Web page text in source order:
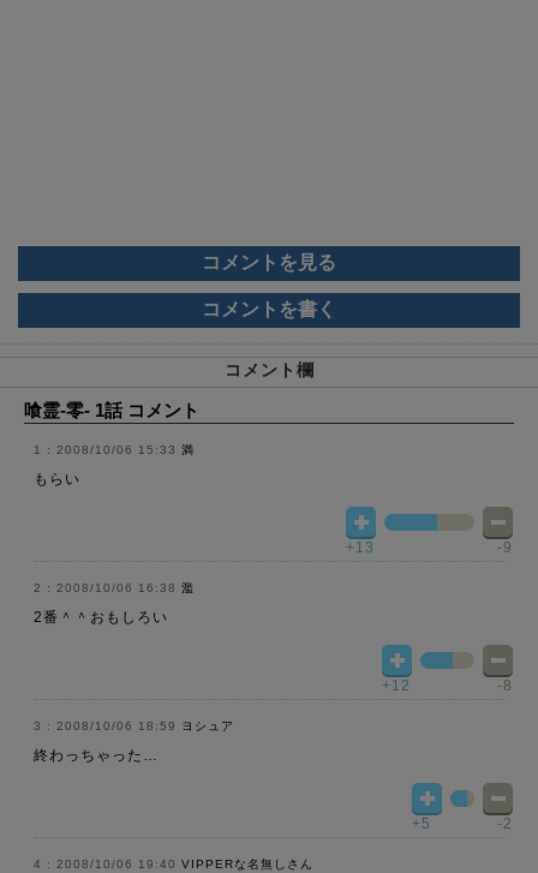
コメントを見る
コメントを書く
コメント欄
喰霊-零- 1話 コメント
2008/10/06 15:33 満
もらい
+13 -9
2008/10/06 16:38 濫
2番＾＾おもしろい
+12 -8
2008/10/06 18:59 ヨシュア
終わっちゃった…
+5 -2
2008/10/06 19:40 VIPPERな名無しさん